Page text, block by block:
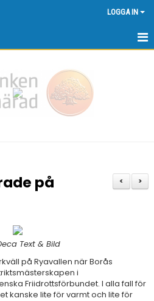
LOGGA IN
>
<
på
Text & Bild
på Ryavallen när Borås
i
Friidrottsförbundet. I alla fall för
kanske lite för varmt och lite för